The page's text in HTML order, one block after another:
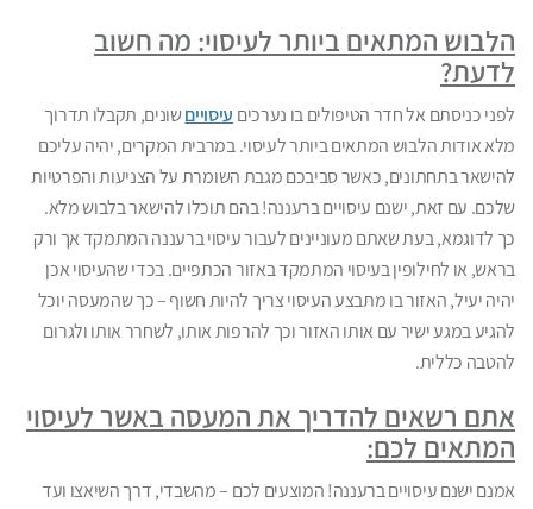
הלבוש המתאים ביותר לעיסוי: מה חשוב
לדעת?
לפני כניסתם אל חדר הטיפולים בו נערכים עיסוייםשונים, תקבלו תדרוך
מלא אודות הלבוש המתאים ביותר לעיסוי. במרבית המקרים, יהיה עליכם
להישאר בתחתונים, כאשר סביבכם מגבת השומרת על הצניעות והפרטיות
שלכם. עם זאת, ישנם עיסויים ברעננה! בהם תוכלו להישאר בלבוש מלא.
כך לדוגמא, בעת שאתם מעוניינים לעבור עיסוי ברעננה המתמקד אך ורק
בראש, או לחילופין בעיסוי המתמקד באזור הכתפיים. בכדי שהעיסוי אכן
יהיה יעיל, האזור בו מתבצע העיסוי צריך להיות חשוף – כך שהמעסה יוכל
להגיע במגע ישיר עם אותו האזור וכך להרפות אותו, לשחרר אותו ולגרום
להטבה כללית.
אתם רשאים להדריך את המעסה באשר לעיסוי
המתאים לכם:
אמנם ישנם עיסויים ברעננה! המוצעים לכם – מהשבדי, דרך השיאצו ועד